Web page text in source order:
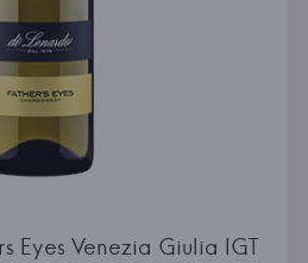
Eyes Venezia Giulia IGT